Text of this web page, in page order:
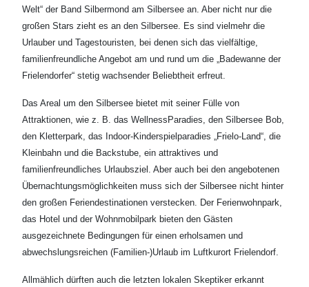
Welt“ der Band Silbermond am Silbersee an. Aber nicht nur die
großen Stars zieht es an den Silbersee. Es sind vielmehr die
Urlauber und Tagestouristen, bei denen sich das vielfältige,
familienfreundliche Angebot am und rund um die „Badewanne der
Frielendorfer“ stetig wachsender Beliebtheit erfreut.
Das Areal um den Silbersee bietet mit seiner Fülle von
Attraktionen, wie z. B. das WellnessParadies, den Silbersee Bob,
den Kletterpark, das Indoor-Kinderspielparadies „Frielo-Land“, die
Kleinbahn und die Backstube, ein attraktives und
familienfreundliches Urlaubsziel. Aber auch bei den angebotenen
Übernachtungsmöglichkeiten muss sich der Silbersee nicht hinter
den großen Feriendestinationen verstecken. Der Ferienwohnpark,
das Hotel und der Wohnmobilpark bieten den Gästen
ausgezeichnete Bedingungen für einen erholsamen und
abwechslungsreichen (Familien-)Urlaub im Luftkurort Frielendorf.
Allmählich dürften auch die letzten lokalen Skeptiker erkannt